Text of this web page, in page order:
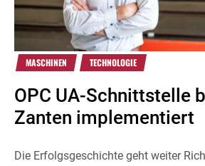
MASCHINEN TECHNOLOGIE
OPC UA-Schnittstelle
Zanten implementiert
Die Erfolgsgeschichte geht weiter